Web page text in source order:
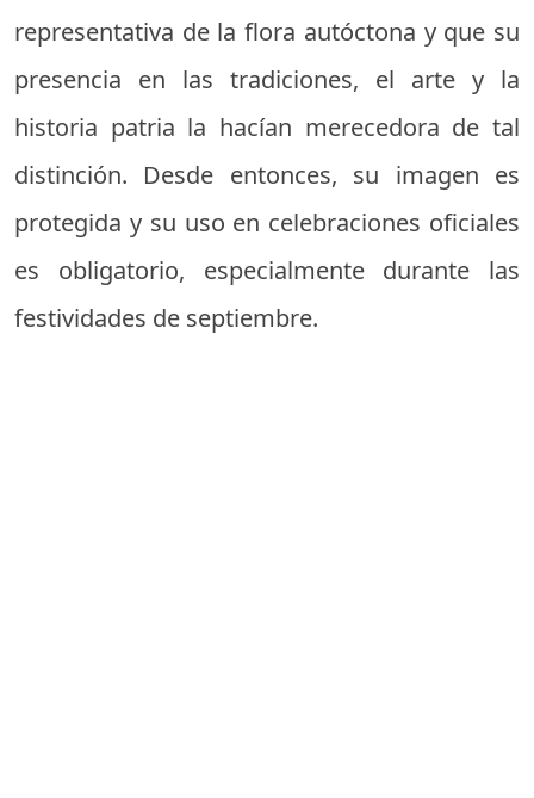
representativa de la flora autóctona y que su
presencia en las tradiciones, el arte y la
historia patria la hacían merecedora de tal
distinción. Desde entonces, su imagen es
protegida y su uso en celebraciones oficiales
es obligatorio, especialmente durante las
festividades de septiembre.